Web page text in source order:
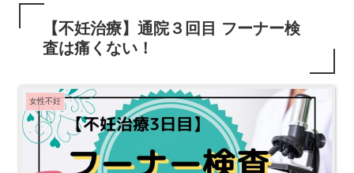
【不妊治療】通院３回目 フーナー検
査は痛くない！
女性不妊